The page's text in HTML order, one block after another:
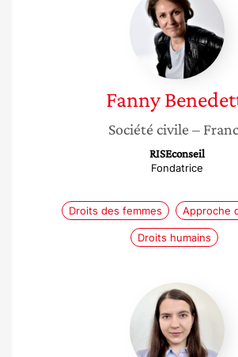
Benedetti
Fanny
Société civile –
RISEconseil
Fondatrice
Droits des femmes Approche
Droits humains
Anna
Nadibaidze